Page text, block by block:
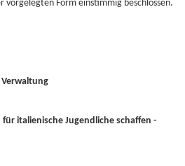
vorgelegten Form einstimmig beschlossen.
italienische Jugendliche schaffen -